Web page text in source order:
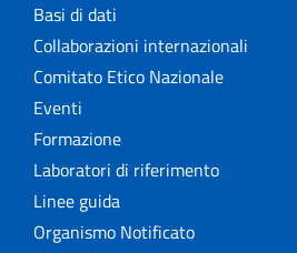
Basi di dati
Collaborazioni internazionali
Comitato Etico Nazionale
Eventi
Formazione
Laboratori di riferimento
Linee guida
Organismo Notificato